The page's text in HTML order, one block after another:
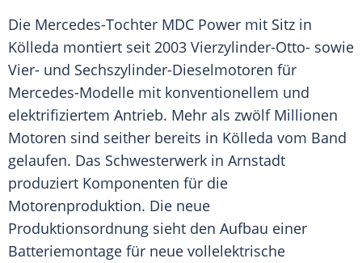
Die Mercedes-Tochter MDC Power mit Sitz in
Kölleda montiert seit 2003 Vierzylinder-Otto- sowie
Vier- und Sechszylinder-Dieselmotoren für
Mercedes-Modelle mit konventionellem und
elektrifiziertem Antrieb. Mehr als zwölf Millionen
Motoren sind seither bereits in Kölleda vom Band
gelaufen. Das Schwesterwerk in Arnstadt
produziert Komponenten für die
Motorenproduktion. Die neue
Produktionsordnung sieht den Aufbau einer
Batteriemontage für neue vollelektrische